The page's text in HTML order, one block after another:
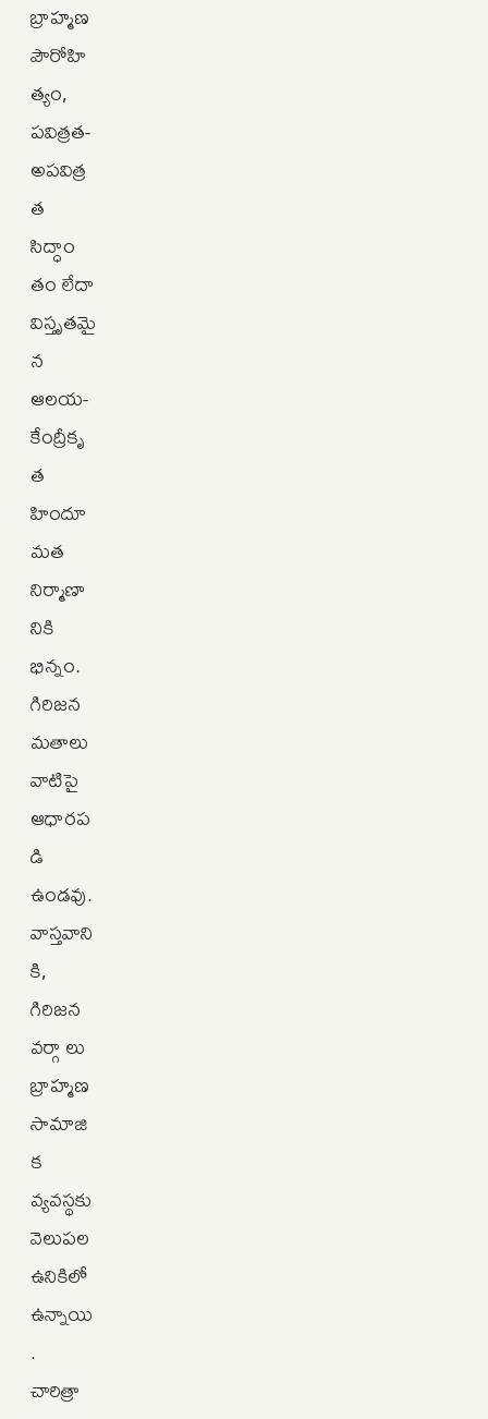
బ్రాహ్మణ
పౌరోహి
త్యం,
పవిత్రత-
అపవిత్ర
త
సిద్ధాం
తం లేదా
విస్తృతమై
న
ఆలయ-
కేంద్రీకృ
త
హిందూ
మత
నిర్మాణా
నికి
భిన్నం.
గిరిజన
మతాలు
వాటిపై
ఆధారప
డి
ఉండవు.
వాస్తవాని
కి,
గిరిజన
వర్గా లు
బ్రాహ్మణ
సామాజి
క
వ్యవస్థకు
వెలుపల
ఉనికిలో
ఉన్నాయి
.
చారిత్రా